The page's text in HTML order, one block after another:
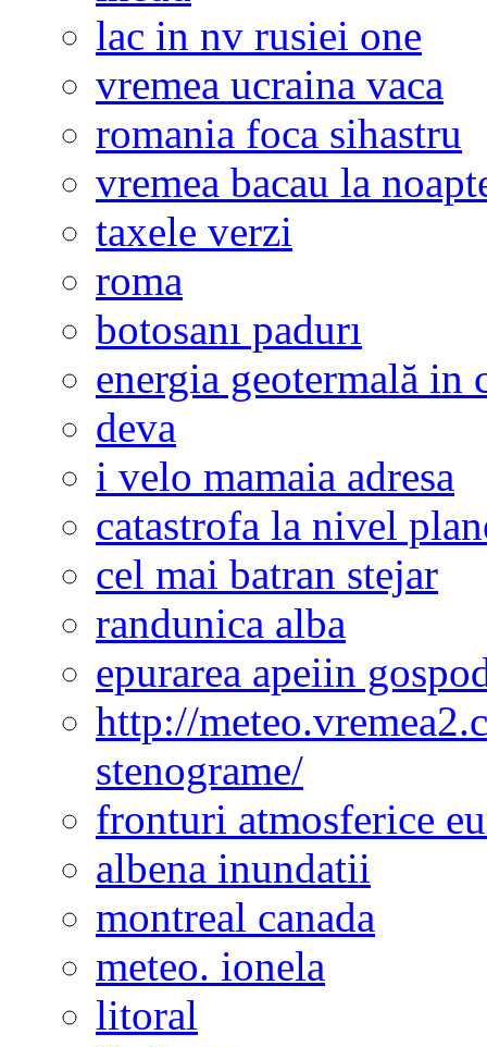
lac in nv rusiei one
vremea ucraina vaca
romania foca sihastru
vremea bacau la
taxele verzi
roma
botosanı padurı
energia geotermală in
deva
i velo mamaia adresa
catastrofa la nivel
cel mai batran stejar
randunica alba
epurarea apeiin
http://
stenograme/
fronturi atmosferice
albena inundatii
montreal canada
meteo. ionela
litoral